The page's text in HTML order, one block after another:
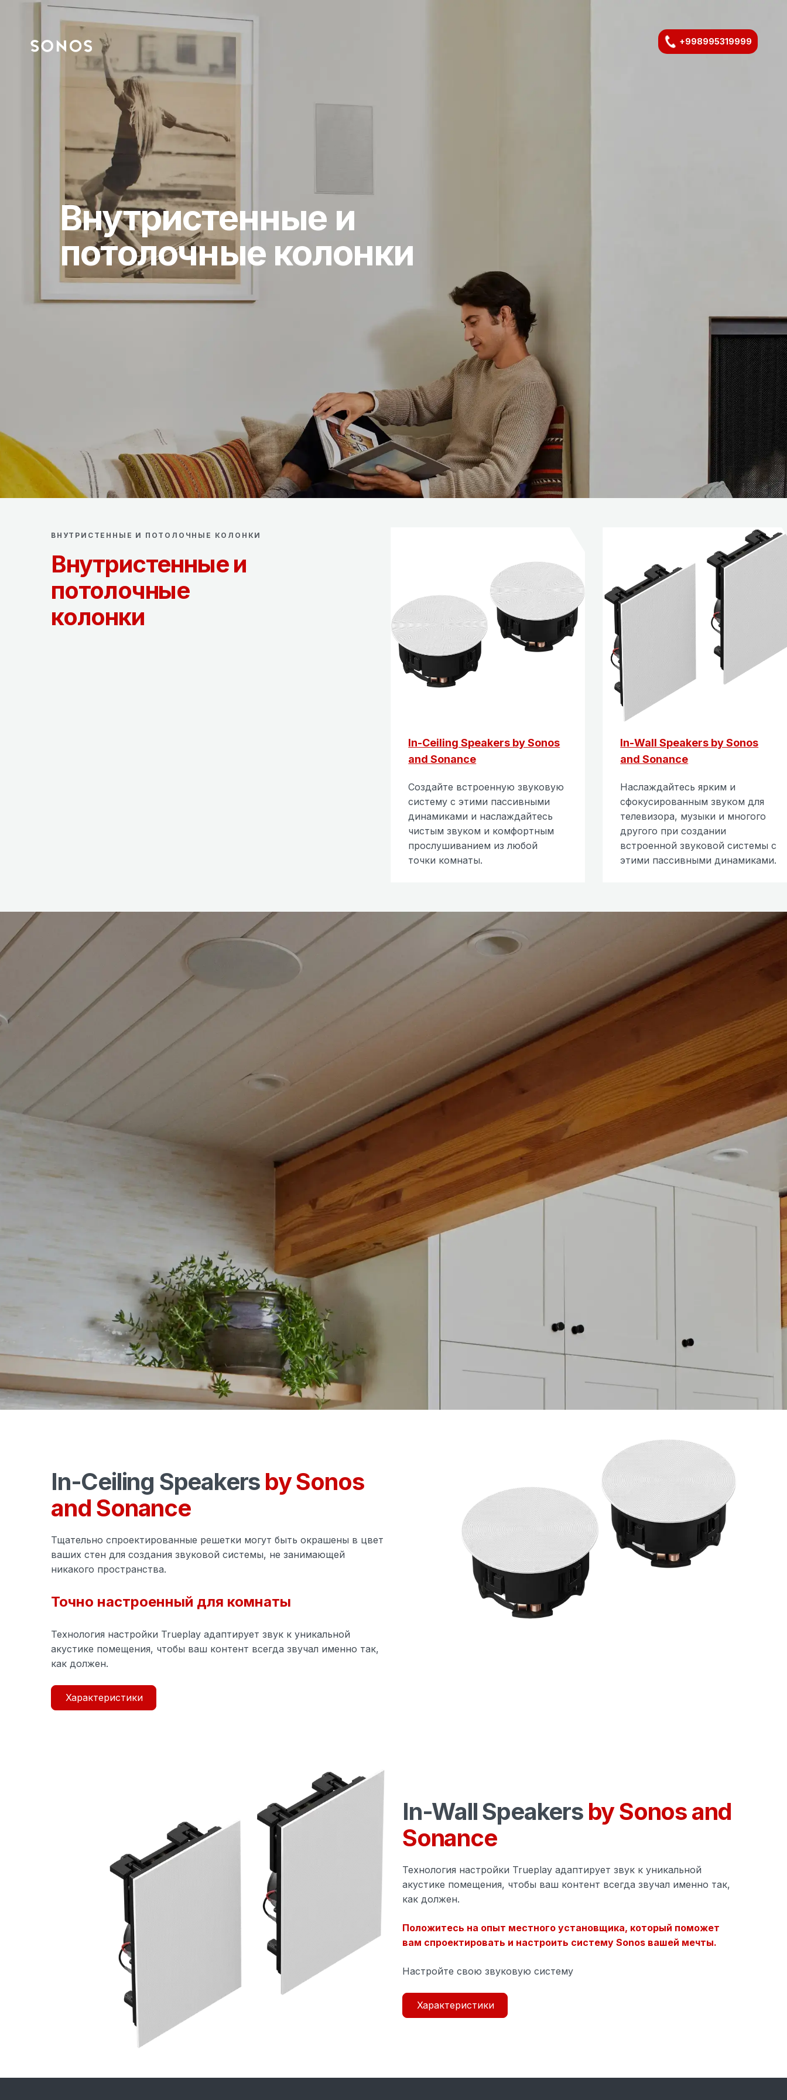
+998995319999
Внутристенные и
потолочные колонки
ВНУТРИСТЕННЫЕ И ПОТОЛОЧНЫЕ КОЛОНКИ
Внутристенные и
потолочные
колонки
In-Ceiling Speakers by Sonos
and Sonance
Создайте встроенную звуковую
систему с этими пассивными
динамиками и наслаждайтесь
чистым звуком и комфортным
прослушиванием из любой
точки комнаты.
In-Wall Speakers by Sonos
and Sonance
Наслаждайтесь ярким и
сфокусированным звуком для
телевизора, музыки и многого
другого при создании
встроенной звуковой системы с
этими пассивными динамиками.
In-Ceiling Speakers by Sonos
and Sonance
Тщательно спроектированные решетки могут быть окрашены в цвет
ваших стен для создания звуковой системы, не занимающей
никакого пространства.
Точно настроенный для комнаты
Технология настройки Trueplay адаптирует звук к уникальной
акустике помещения, чтобы ваш контент всегда звучал именно так,
как должен.
Характеристики
Один полипропиленовый
ходом обеспечивает насыщенные
средние и низкие частоты.
Однодюймовый твитер воспроизводит
Частотная характеристика
In-Wall Speakers by Sonos and
Sonance
Технология настройки Trueplay адаптирует звук к уникальной
акустике помещения, чтобы ваш контент всегда звучал именно так,
как должен.
Положитесь на опыт местного установщика, который поможет
вам спроектировать и настроить систему Sonos вашей мечты.
Настройте свою звуковую систему
Характеристики